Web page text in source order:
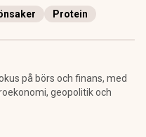
Protein
på börs och finans, med
geopolitik och